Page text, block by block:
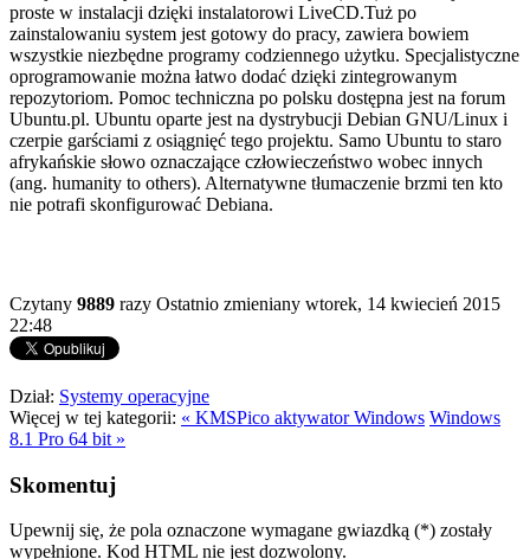
proste w instalacji dzięki instalatorowi LiveCD.Tuż po
zainstalowaniu system jest gotowy do pracy, zawiera bowiem
wszystkie niezbędne programy codziennego użytku. Specjalistyczne
oprogramowanie można łatwo dodać dzięki zintegrowanym
repozytoriom. Pomoc techniczna po polsku dostępna jest na forum
Ubuntu.pl. Ubuntu oparte jest na dystrybucji Debian GNU/Linux i
czerpie garściami z osiągnięć tego projektu. Samo Ubuntu to staro
afrykańskie słowo oznaczające człowieczeństwo wobec innych
(ang. humanity to others). Alternatywne tłumaczenie brzmi ten kto
nie potrafi skonfigurować Debiana.
Czytany 9889 razy Ostatnio zmieniany wtorek, 14 kwiecień 2015
22:48
Dział: Systemy operacyjne
Więcej w tej kategorii: « KMSPico aktywator Windows Windows
8.1 Pro 64 bit »
Skomentuj
Upewnij się, że pola oznaczone wymagane gwiazdką (*) zostały
wypełnione. Kod HTML nie jest dozwolony.